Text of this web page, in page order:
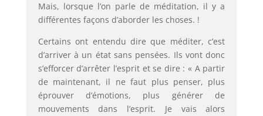
Mais, lorsque l’on parle de méditation, il y a
différentes façons d’aborder les choses. !
Certains ont entendu dire que méditer, c’est
d’arriver à un état sans pensées. Ils vont donc
s’efforcer d’arrêter l’esprit et se dire : « A partir
de maintenant, il ne faut plus penser, plus
éprouver d’émotions, plus générer de
mouvements dans l’esprit. Je vais alors